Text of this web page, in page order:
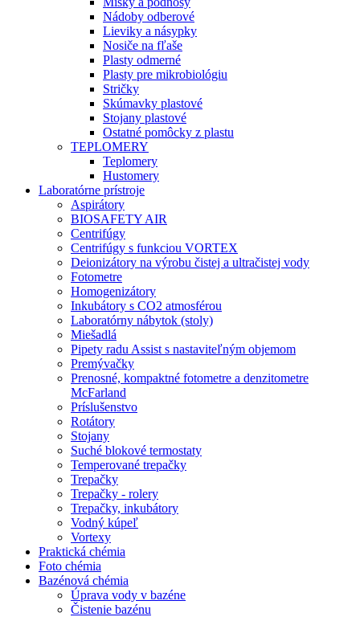
Nádoby odberové
Lieviky a násypky
Nosiče na fľaše
Plasty odmerné
Plasty pre mikrobiológiu
Stričky
Skúmavky plastové
Stojany plastové
Ostatné pomôcky z plastu
TEPLOMERY
Teplomery
Hustomery
Laboratórne prístroje
Aspirátory
BIOSAFETY AIR
Centrifúgy
Centrifúgy s funkciou VORTEX
Deionizátory na výrobu čistej a ultračistej vody
Fotometre
Homogenizátory
Inkubátory s CO2 atmosférou
Laboratórny nábytok (stoly)
Miešadlá
Pipety radu Assist s nastaviteľným objemom
Premývačky
Prenosné, kompaktné fotometre a denzitometre
McFarland
Príslušenstvo
Rotátory
Stojany
Suché blokové termostaty
Temperované trepačky
Trepačky
Trepačky - rolery
Trepačky, inkubátory
Vodný kúpeľ
Vortexy
Praktická chémia
Foto chémia
Bazénová chémia
Úprava vody v bazéne
Čistenie bazénu